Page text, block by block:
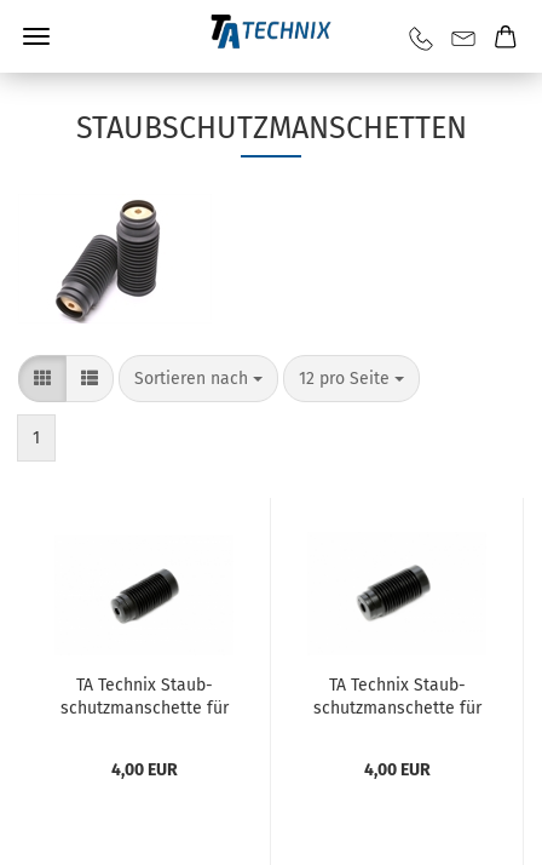
STAUBSCHUTZMANSCHETTEN
Sortieren nach 12 pro Seite
1
TA Tech­nix Staub­
schutz­man­schet­te für
4,00 EUR
TA Tech­nix Staub­
schutz­man­schet­te für
4,00 EUR